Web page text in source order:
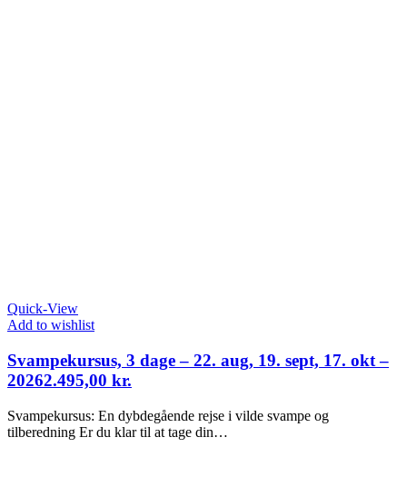
Quick-View
Add to wishlist
Svampekursus, 3 dage – 22. aug, 19. sept, 17. okt –
20262.495,00 kr.
Svampekursus: En dybdegående rejse i vilde svampe og
tilberedning Er du klar til at tage din…